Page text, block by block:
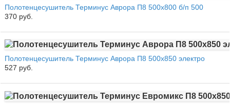
Полотенцесушитель Терминус Аврора П8 500х800 б/п 500
370 руб.
Полотенцесушитель Терминус Аврора П8 500х850 электро
527 руб.